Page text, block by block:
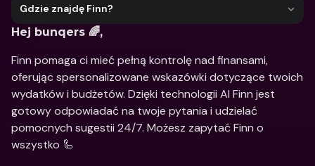
Gdzie znajdę Finn?
Hej bunqers 🌈,
Finn pomaga ci mieć pełną kontrolę nad finansami,
oferując spersonalizowane wskazówki dotyczące twoich
wydatków i budżetów. Dzięki technologii AI Finn jest
gotowy odpowiadać na twoje pytania i udzielać
pomocnych sugestii 24/7. Możesz zapytać Finn o
wszystko 🦾